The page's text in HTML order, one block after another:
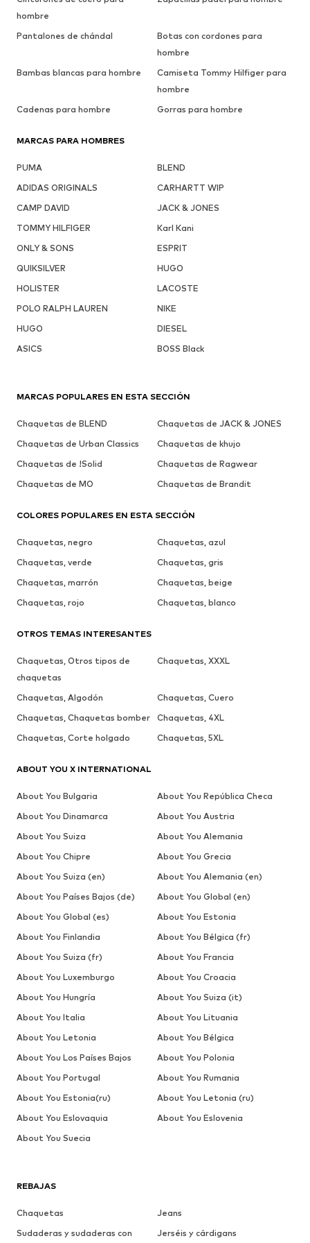
hombre
Pantalones de chándal
Botas con cordones para
hombre
Bambas blancas para hombre
Camiseta Tommy Hilfiger para
hombre
Cadenas para hombre
Gorras para hombre
MARCAS PARA HOMBRES
PUMA
BLEND
ADIDAS ORIGINALS
CARHARTT WIP
CAMP DAVID
JACK & JONES
TOMMY HILFIGER
Karl Kani
ONLY & SONS
ESPRIT
QUIKSILVER
HUGO
HOLISTER
LACOSTE
POLO RALPH LAUREN
NIKE
HUGO
DIESEL
ASICS
BOSS Black
REBAJAS
Chaquetas
Jeans
Sudaderas y sudaderas con
Jerséis y cárdigans
MARCAS POPULARES EN ESTA SECCIÓN
Chaquetas de BLEND
Chaquetas de JACK & JONES
Chaquetas de Urban Classics
Chaquetas de khujo
Chaquetas de !Solid
Chaquetas de Ragwear
Chaquetas de MO
Chaquetas de Brandit
COLORES POPULARES EN ESTA SECCIÓN
Chaquetas, negro
Chaquetas, azul
Chaquetas, verde
Chaquetas, gris
Chaquetas, marrón
Chaquetas, beige
Chaquetas, rojo
Chaquetas, blanco
OTROS TEMAS INTERESANTES
Chaquetas, Otros tipos de
chaquetas
Chaquetas, XXXL
Chaquetas, Algodón
Chaquetas, Cuero
Chaquetas, Chaquetas bomber
Chaquetas, 4XL
Chaquetas, Corte holgado
Chaquetas, 5XL
ABOUT YOU X INTERNATIONAL
About You Bulgaria
About You República Checa
About You Dinamarca
About You Austria
About You Suiza
About You Alemania
About You Chipre
About You Grecia
About You Suiza (en)
About You Alemania (en)
About You Países Bajos (de)
About You Global (en)
About You Global (es)
About You Estonia
About You Finlandia
About You Bélgica (fr)
About You Suiza (fr)
About You Francia
About You Luxemburgo
About You Croacia
About You Hungría
About You Suiza (it)
About You Italia
About You Lituania
About You Letonia
About You Bélgica
About You Los Países Bajos
About You Polonia
About You Portugal
About You Rumania
About You Estonia(ru)
About You Letonia (ru)
About You Eslovaquia
About You Eslovenia
About You Suecia